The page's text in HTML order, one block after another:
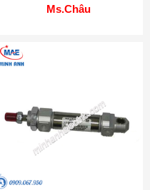
Ms.Châu